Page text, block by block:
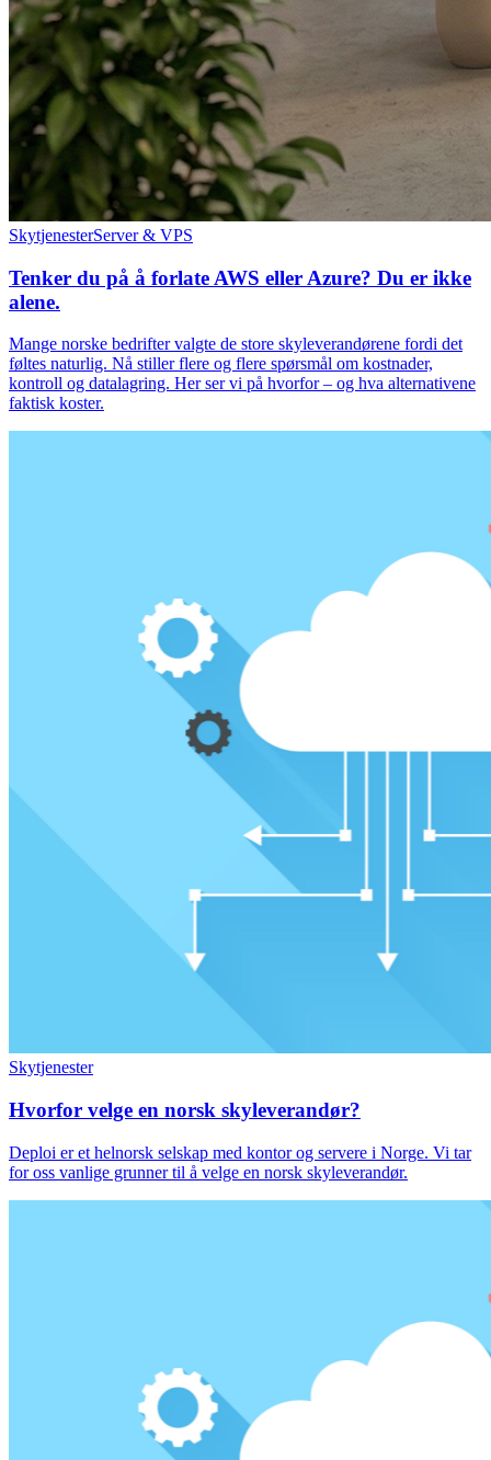
SkytjenesterServer & VPS
Tenker du på å forlate AWS eller Azure? Du er ikke
alene.
Mange norske bedrifter valgte de store skyleverandørene fordi det
føltes naturlig. Nå stiller flere og flere spørsmål om kostnader,
kontroll og datalagring. Her ser vi på hvorfor – og hva alternativene
faktisk koster.
Skytjenester
Hvorfor velge en norsk skyleverandør?
Deploi er et helnorsk selskap med kontor og servere i Norge. Vi tar
for oss vanlige grunner til å velge en norsk skyleverandør.